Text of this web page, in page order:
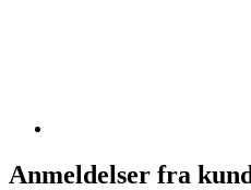
Anmeldelser fra